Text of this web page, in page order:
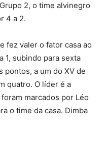
2, o time alvinegro
4 a 2.
fez valer o fator casa ao
1, subindo para sexta
pontos, a um do XV de
quatro. O líder é a
marcados por Léo
o time da casa. Dimba